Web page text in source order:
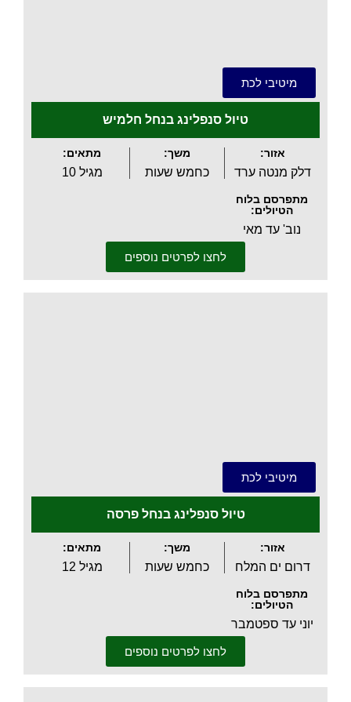
מיטיבי לכת
טיול סנפלינג בנחל חלמיש
אזור:
דלק מנטה ערד
משך:
כחמש שעות
מתאים:
מגיל 10
מתפרסם בלוח
הטיולים:
נוב' עד מאי
לחצו לפרטים נוספים
מיטיבי לכת
טיול סנפלינג בנחל פרסה
אזור:
דרום ים המלח
משך:
כחמש שעות
מתאים:
מגיל 12
מתפרסם בלוח
הטיולים:
יוני עד ספטמבר
לחצו לפרטים נוספים